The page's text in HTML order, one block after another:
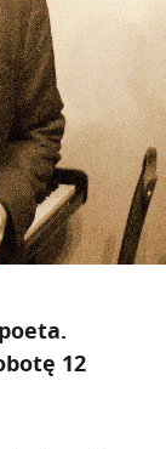
12